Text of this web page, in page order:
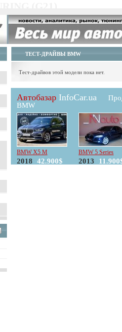
ТЕСТ-ДРАЙВЫ BMW
Тест-драйвов этой модели пока нет.
Автобазар InfoCar.ua
BMW
BMW X5 M
2018 42.900$
BMW 5 Series
2013